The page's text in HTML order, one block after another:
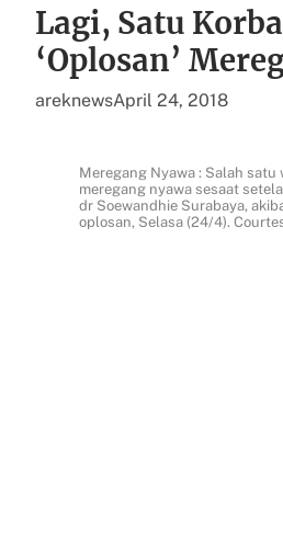
Lagi, Satu
‘Oplosan’
areknewsApril 24, 2018
Meregang Nyawa : Salah satu
meregang nyawa sesaat
dr Soewandhie Surabaya,
oplosan, Selasa (24/4).